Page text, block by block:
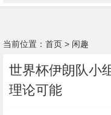
当前位置： 首页 > 闲趣
世界杯伊朗队小
理论可能